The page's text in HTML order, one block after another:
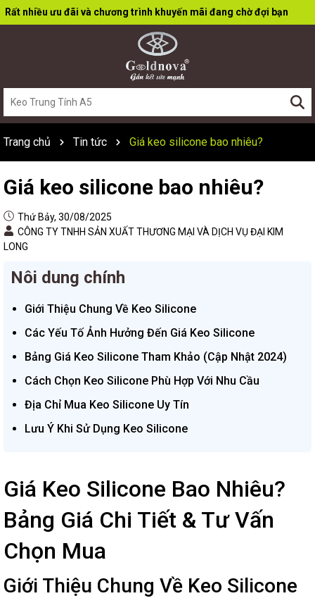
Rất nhiều ưu đãi và chương trình khuyến mãi đang chờ đợi bạn
Trang chủ Tin tức Giá keo silicone bao nhiêu?
Giá keo silicone bao nhiêu?
Thứ Bảy, 30/08/2025
CÔNG TY TNHH SẢN XUẤT THƯƠNG MẠI VÀ DỊCH VỤ ĐẠI KIM
LONG
Nôi dung chính
Giới Thiệu Chung Về Keo Silicone
Các Yếu Tố Ảnh Hưởng Đến Giá Keo Silicone
Bảng Giá Keo Silicone Tham Khảo (Cập Nhật 2024)
Cách Chọn Keo Silicone Phù Hợp Với Nhu Cầu
Địa Chỉ Mua Keo Silicone Uy Tín
Lưu Ý Khi Sử Dụng Keo Silicone
Giá Keo Silicone Bao Nhiêu?
Bảng Giá Chi Tiết & Tư Vấn
Chọn Mua
Giới Thiệu Chung Về Keo Silicone